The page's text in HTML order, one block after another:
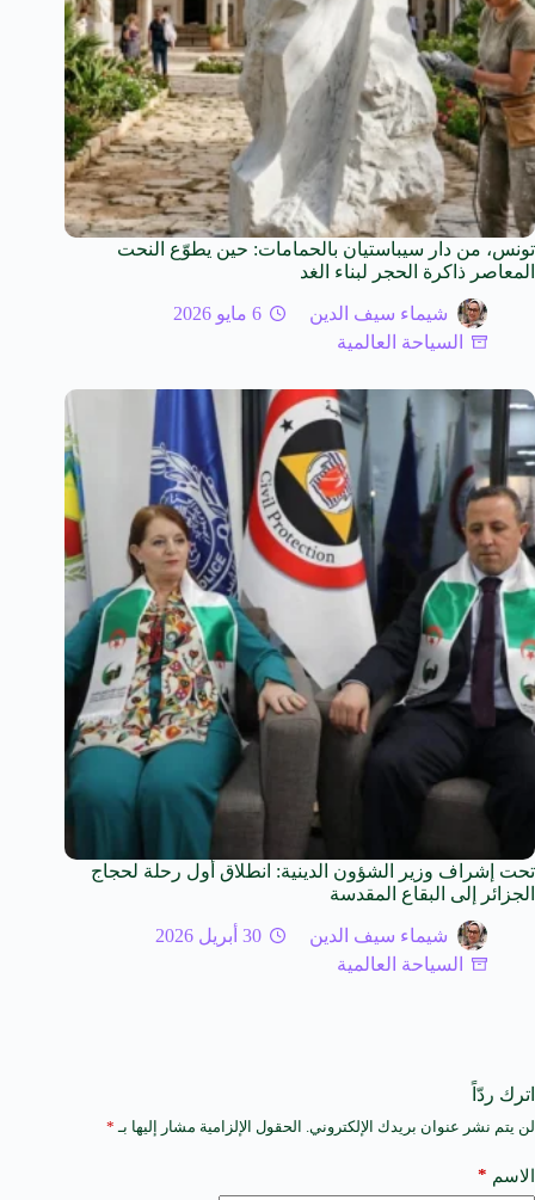
تونس، من دار سيباستيان بالحمامات: حين يطوّع النحت
المعاصر ذاكرة الحجر لبناء الغد
شيماء سيف الدين
6 مايو 2026
السياحة العالمية
تحت إشراف وزير الشؤون الدينية: انطلاق أول رحلة لحجاج
الجزائر إلى البقاع المقدسة
شيماء سيف الدين
30 أبريل 2026
السياحة العالمية
اترك ردّاً
لن يتم نشر عنوان بريدك الإلكتروني. الحقول الإلزامية مشار إليها بـ *
الاسم *
A
t
e